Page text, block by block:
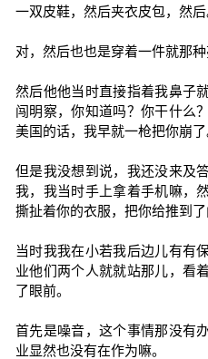
一双皮鞋，然后夹衣皮包，然后
对，然后也也是穿着一件就那种
然后他他当时直接指着我鼻子
闯明察，你知道吗？你干什么
美国的话，我早就一枪把你崩了
但是我没想到说，我还没来及
我，我当时手上拿着手机嘛，
撕扯着你的衣服，把你给推到了
当时我我在小若我后边儿有有
业他们两个人就就站那儿，看
了眼前。
首先是噪音，这个事情那没有
业显然也没有在作为嘛。